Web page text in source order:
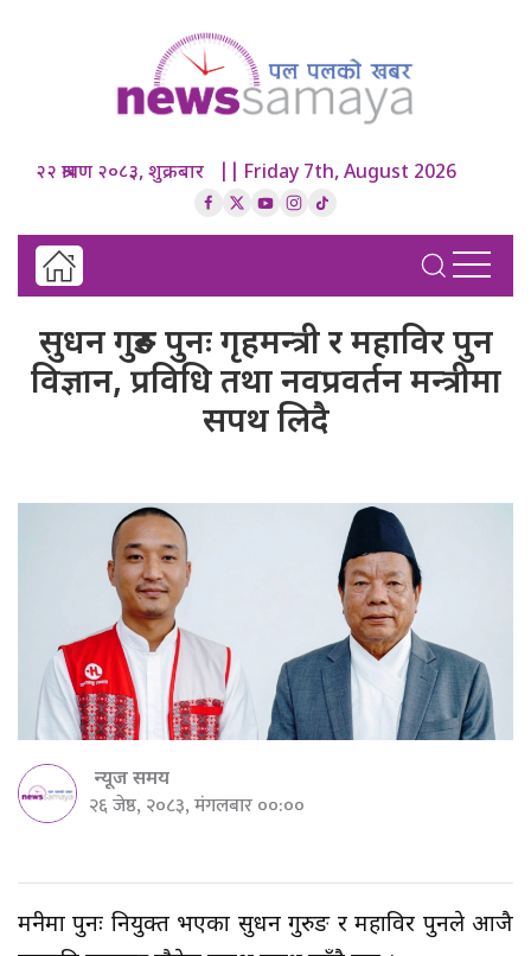
२२ श्रावण २०८३, शुक्रबार || Friday 7th, August 2026
सुधन गुरुङ पुनः गृहमन्त्री र महाविर पुन
विज्ञान, प्रविधि तथा नवप्रवर्तन मन्त्रीमा
सपथ लिदै
न्यूज समय
२६ जेष्ठ, २०८३, मंगलबार ००:००
मन्त्रीमा पुनः नियुक्त भएका सुधन गुरुङ र महाविर पुनले आजै